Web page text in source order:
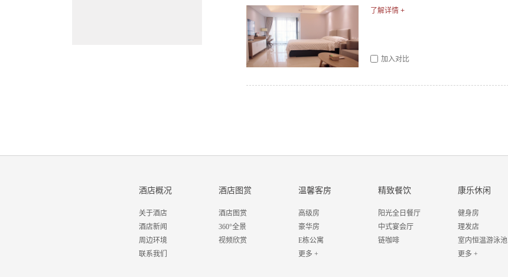
了解详情 +
加入对比
酒店概况
关于酒店
酒店新闻
周边环境
联系我们
酒店图赏
酒店图赏
360°全景
视频欣赏
温馨客房
高级房
豪华房
E栋公寓
更多 +
精致餐饮
阳光全日餐厅
中式宴会厅
链咖啡
康乐休闲
健身房
理发店
室内恒温游泳池
更多 +